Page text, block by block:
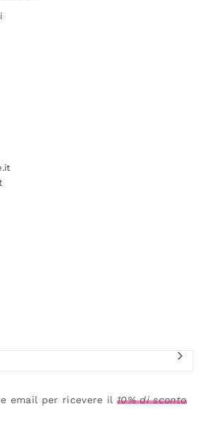
email per ricevere il10% di sconto